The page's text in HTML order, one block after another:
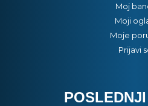
Moj
Moji
Moje
Prijavi